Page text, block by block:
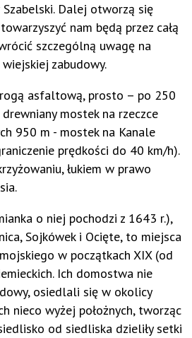
Dalej otworzą się
nam będą przez całą
szczególną uwagę na
zabudowy.
asfaltową, prosto – po 250
mostek na rzeczce
950 m - mostek na Kanale
prędkości do 40 km/h).
łukiem w prawo
o niej pochodzi z 1643 r.),
Sojkówek i Ocięte, to miejsca
w początkach XIX (od
Ich domostwa nie
osiedlali się w okolicy
nieco wyżej położnych, tworząc
od siedliska dzieliły setki